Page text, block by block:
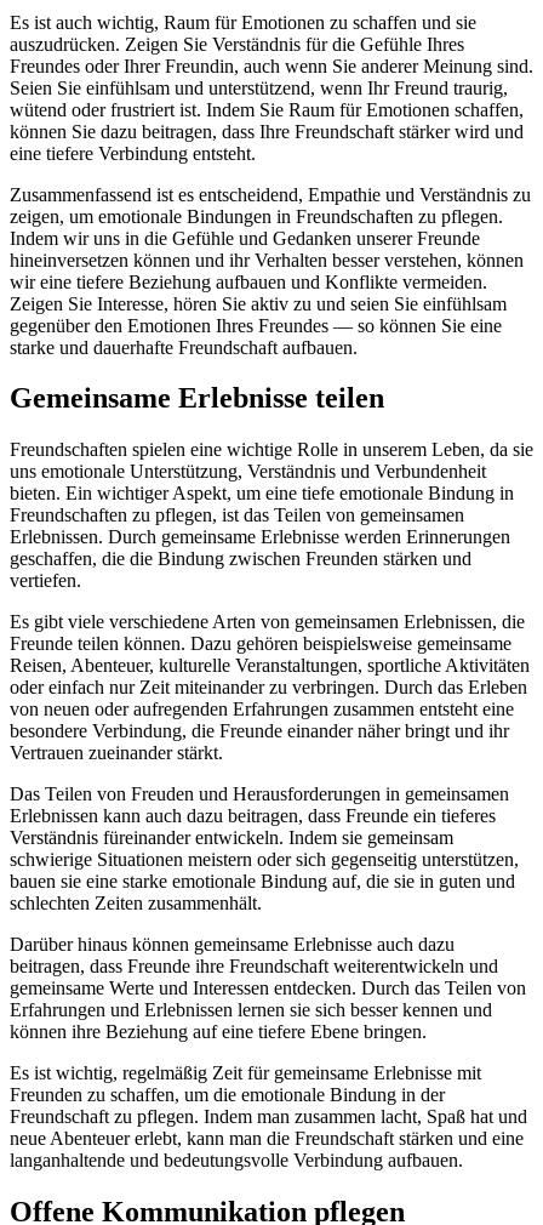
Es ist auch wichtig, Raum für Emotionen zu schaffen und sie
auszudrücken. Zeigen Sie Verständnis für die Gefühle Ihres
Freundes oder Ihrer Freundin, auch wenn Sie anderer Meinung sind.
Seien Sie einfühlsam und unterstützend, wenn Ihr Freund traurig,
wütend oder frustriert ist. Indem Sie Raum für Emotionen schaffen,
können Sie dazu beitragen, dass Ihre Freundschaft stärker wird und
eine tiefere Verbindung entsteht.
Zusammenfassend ist es entscheidend, Empathie und Verständnis zu
zeigen, um emotionale Bindungen in Freundschaften zu pflegen.
Indem wir uns in die Gefühle und Gedanken unserer Freunde
hineinversetzen können und ihr Verhalten besser verstehen, können
wir eine tiefere Beziehung aufbauen und Konflikte vermeiden.
Zeigen Sie Interesse, hören Sie aktiv zu und seien Sie einfühlsam
gegenüber den Emotionen Ihres Freundes — so können Sie eine
starke und dauerhafte Freundschaft aufbauen.
Gemeinsame Erlebnisse teilen
Freundschaften spielen eine wichtige Rolle in unserem Leben, da sie
uns emotionale Unterstützung, Verständnis und Verbundenheit
bieten. Ein wichtiger Aspekt, um eine tiefe emotionale Bindung in
Freundschaften zu pflegen, ist das Teilen von gemeinsamen
Erlebnissen. Durch gemeinsame Erlebnisse werden Erinnerungen
geschaffen, die die Bindung zwischen Freunden stärken und
vertiefen.
Es gibt viele verschiedene Arten von gemeinsamen Erlebnissen, die
Freunde teilen können. Dazu gehören beispielsweise gemeinsame
Reisen, Abenteuer, kulturelle Veranstaltungen, sportliche Aktivitäten
oder einfach nur Zeit miteinander zu verbringen. Durch das Erleben
von neuen oder aufregenden Erfahrungen zusammen entsteht eine
besondere Verbindung, die Freunde einander näher bringt und ihr
Vertrauen zueinander stärkt.
Das Teilen von Freuden und Herausforderungen in gemeinsamen
Erlebnissen kann auch dazu beitragen, dass Freunde ein tieferes
Verständnis füreinander entwickeln. Indem sie gemeinsam
schwierige Situationen meistern oder sich gegenseitig unterstützen,
bauen sie eine starke emotionale Bindung auf, die sie in guten und
schlechten Zeiten zusammenhält.
Darüber hinaus können gemeinsame Erlebnisse auch dazu
beitragen, dass Freunde ihre Freundschaft weiterentwickeln und
gemeinsame Werte und Interessen entdecken. Durch das Teilen von
Erfahrungen und Erlebnissen lernen sie sich besser kennen und
können ihre Beziehung auf eine tiefere Ebene bringen.
Es ist wichtig, regelmäßig Zeit für gemeinsame Erlebnisse mit
Freunden zu schaffen, um die emotionale Bindung in der
Freundschaft zu pflegen. Indem man zusammen lacht, Spaß hat und
neue Abenteuer erlebt, kann man die Freundschaft stärken und eine
langanhaltende und bedeutungsvolle Verbindung aufbauen.
Offene Kommunikation pflegen